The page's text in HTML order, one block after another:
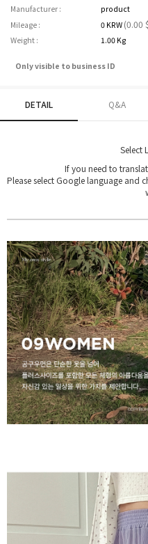
Manufacturer :
product
Mileage :
0 KRW (0.00
Weight : 1.00 Kg
Only visible to business ID
DETAIL Q&A
Select
If you need to
Please select Google language and